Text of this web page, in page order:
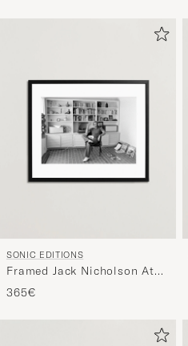
SONIC EDITIONS
Framed Jack Nicholson At
Home
365€